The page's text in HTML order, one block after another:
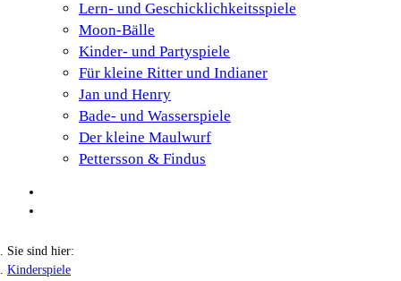
Lern- und Geschicklichkeitsspiele
Moon-Bälle
Kinder- und Partyspiele
Für kleine Ritter und Indianer
Jan und Henry
Bade- und Wasserspiele
Der kleine Maulwurf
Pettersson & Findus
Sie sind hier:
Kinderspiele